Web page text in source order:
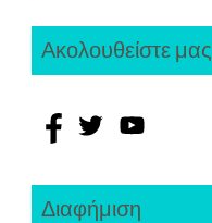
Ακολουθείστε μας
Διαφήμιση